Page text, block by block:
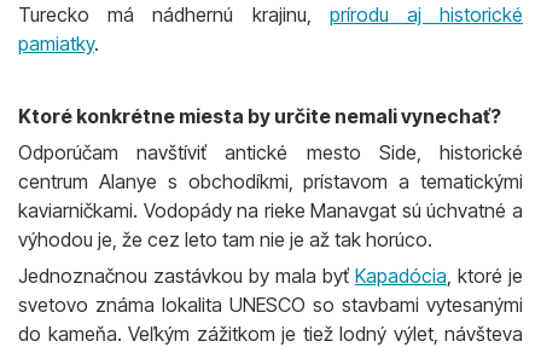
Turecko má nádhernú krajinu, prírodu aj historické
pamiatky.
Ktoré konkrétne miesta by určite nemali vynechať?
Odporúčam navštíviť antické mesto Side, historické
centrum Alanye s obchodíkmi, prístavom a tematickými
kaviarničkami. Vodopády na rieke Manavgat sú úchvatné a
výhodou je, že cez leto tam nie je až tak horúco.
Jednoznačnou zastávkou by mala byť Kapadócia , ktoré je
svetovo známa lokalita UNESCO so stavbami vytesanými
do kameňa. Veľkým zážitkom je tiež lodný výlet, návšteva